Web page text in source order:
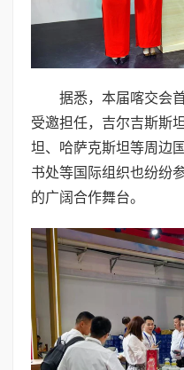
据悉，本届喀交会
受邀担任，吉尔吉斯斯
坦、哈萨克斯坦等周边
书处等国际组织也纷纷
的广阔合作舞台。